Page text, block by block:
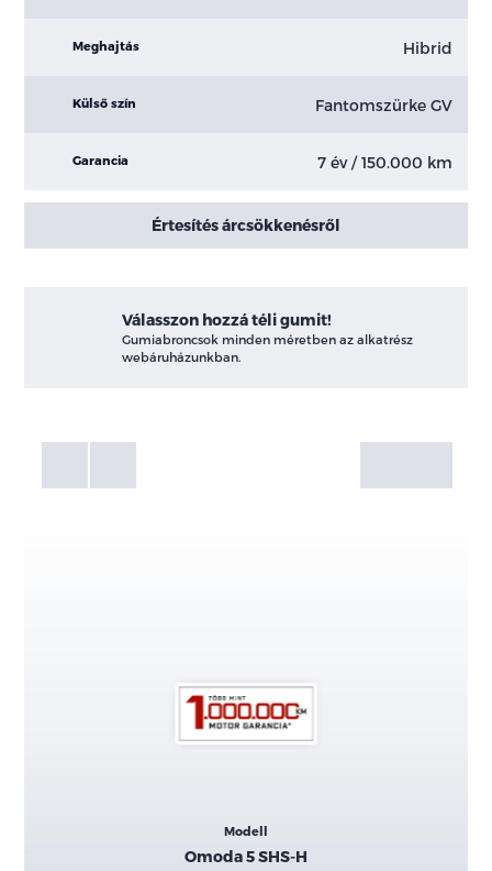
Meghajtás Hibrid
Külső szín Fantomszürke GV
Garancia 7 év / 150.000 km
Értesítés árcsökkenésről
Válasszon hozzá téli gumit!
Gumiabroncsok minden méretben az alkatrész
webáruházunkban.
Galéria
Modell
Omoda 5 SHS-H